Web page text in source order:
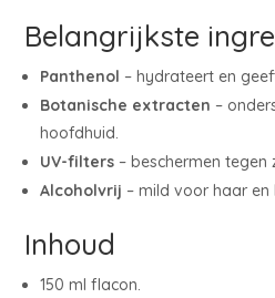
Belangrijkste
Panthenol – hydrateert en
Botanische extracten –
hoofdhuid.
UV-filters – beschermen tegen
Alcoholvrij – mild voor haar en
Inhoud
150 ml flacon.